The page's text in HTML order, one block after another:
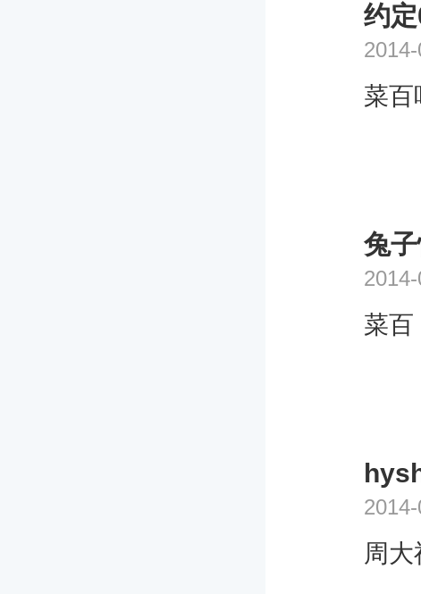
约
菜百
兔
菜百
周大